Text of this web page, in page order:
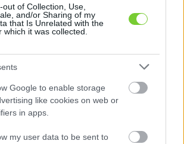
of Collection, Use,
and/or Sharing of my
that Is Unrelated with the
which it was collected.
Google to enable storage
like cookies on web or
in apps.
my user data to be sent to
(2)